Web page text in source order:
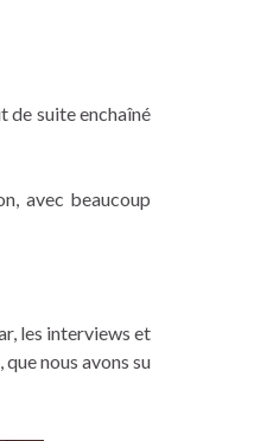
de suite enchaîné
avec beaucoup
les interviews et
nous avons su